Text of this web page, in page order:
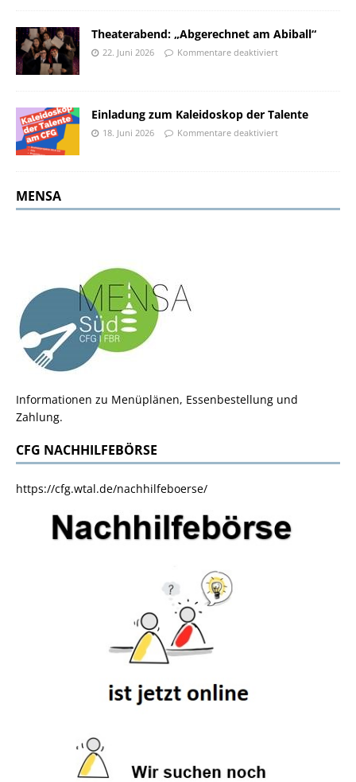
Theaterabend: „Abgerechnet am Abiball“
22. Juni 2026 Kommentare deaktiviert
Einladung zum Kaleidoskop der Talente
18. Juni 2026 Kommentare deaktiviert
MENSA
Informationen zu Menüplänen, Essenbestellung und
Zahlung.
CFG NACHHILFEBÖRSE
https://cfg.wtal.de/nachhilfeboerse/